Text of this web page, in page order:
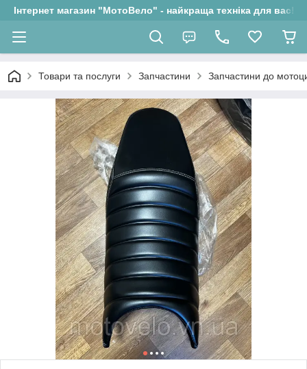
Інтернет магазин "МотоВело" - найкраща техніка для вас!
Товари та послуги Запчастини Запчастини до